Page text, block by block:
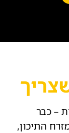
– כבר
התיכון,